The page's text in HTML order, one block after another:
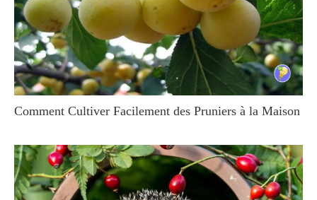
Comment Cultiver Facilement des Pruniers à la Maison